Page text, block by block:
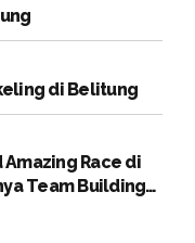
di Belitung
Race di
Team Building